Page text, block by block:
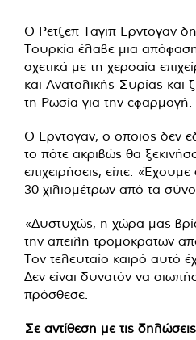
Ο Ρετζέπ Ταγίπ Ερντογάν
Τουρκία έλαβε μια
σχετικά με τη χερσαία
και Ανατολικής Συρίας και
τη Ρωσία για την εφαρμογή.
Ο Ερντογάν, ο οποίος δεν
το πότε ακριβώς θα
επιχειρήσεις, είπε:
30 χιλιομέτρων από τα
«Δυστυχώς, η χώρα μας
την απειλή τρομοκρατών
Τον τελευταίο καιρό αυτό
Δεν είναι δυνατόν να
πρόσθεσε.
Σε αντίθεση με τις